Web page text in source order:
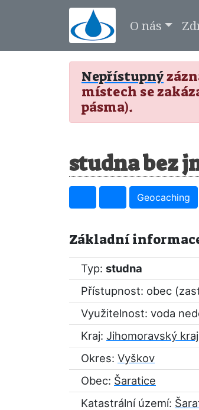
O nás
Nepřístupný
místech se
pásma).
studna bez
Geocaching
Základní
Typ: studna
Přístupnost: obec
Využitelnost: voda
Kraj: Jihomoravský kraj
Okres: Vyškov
Obec: Šaratice
Katastrální území: